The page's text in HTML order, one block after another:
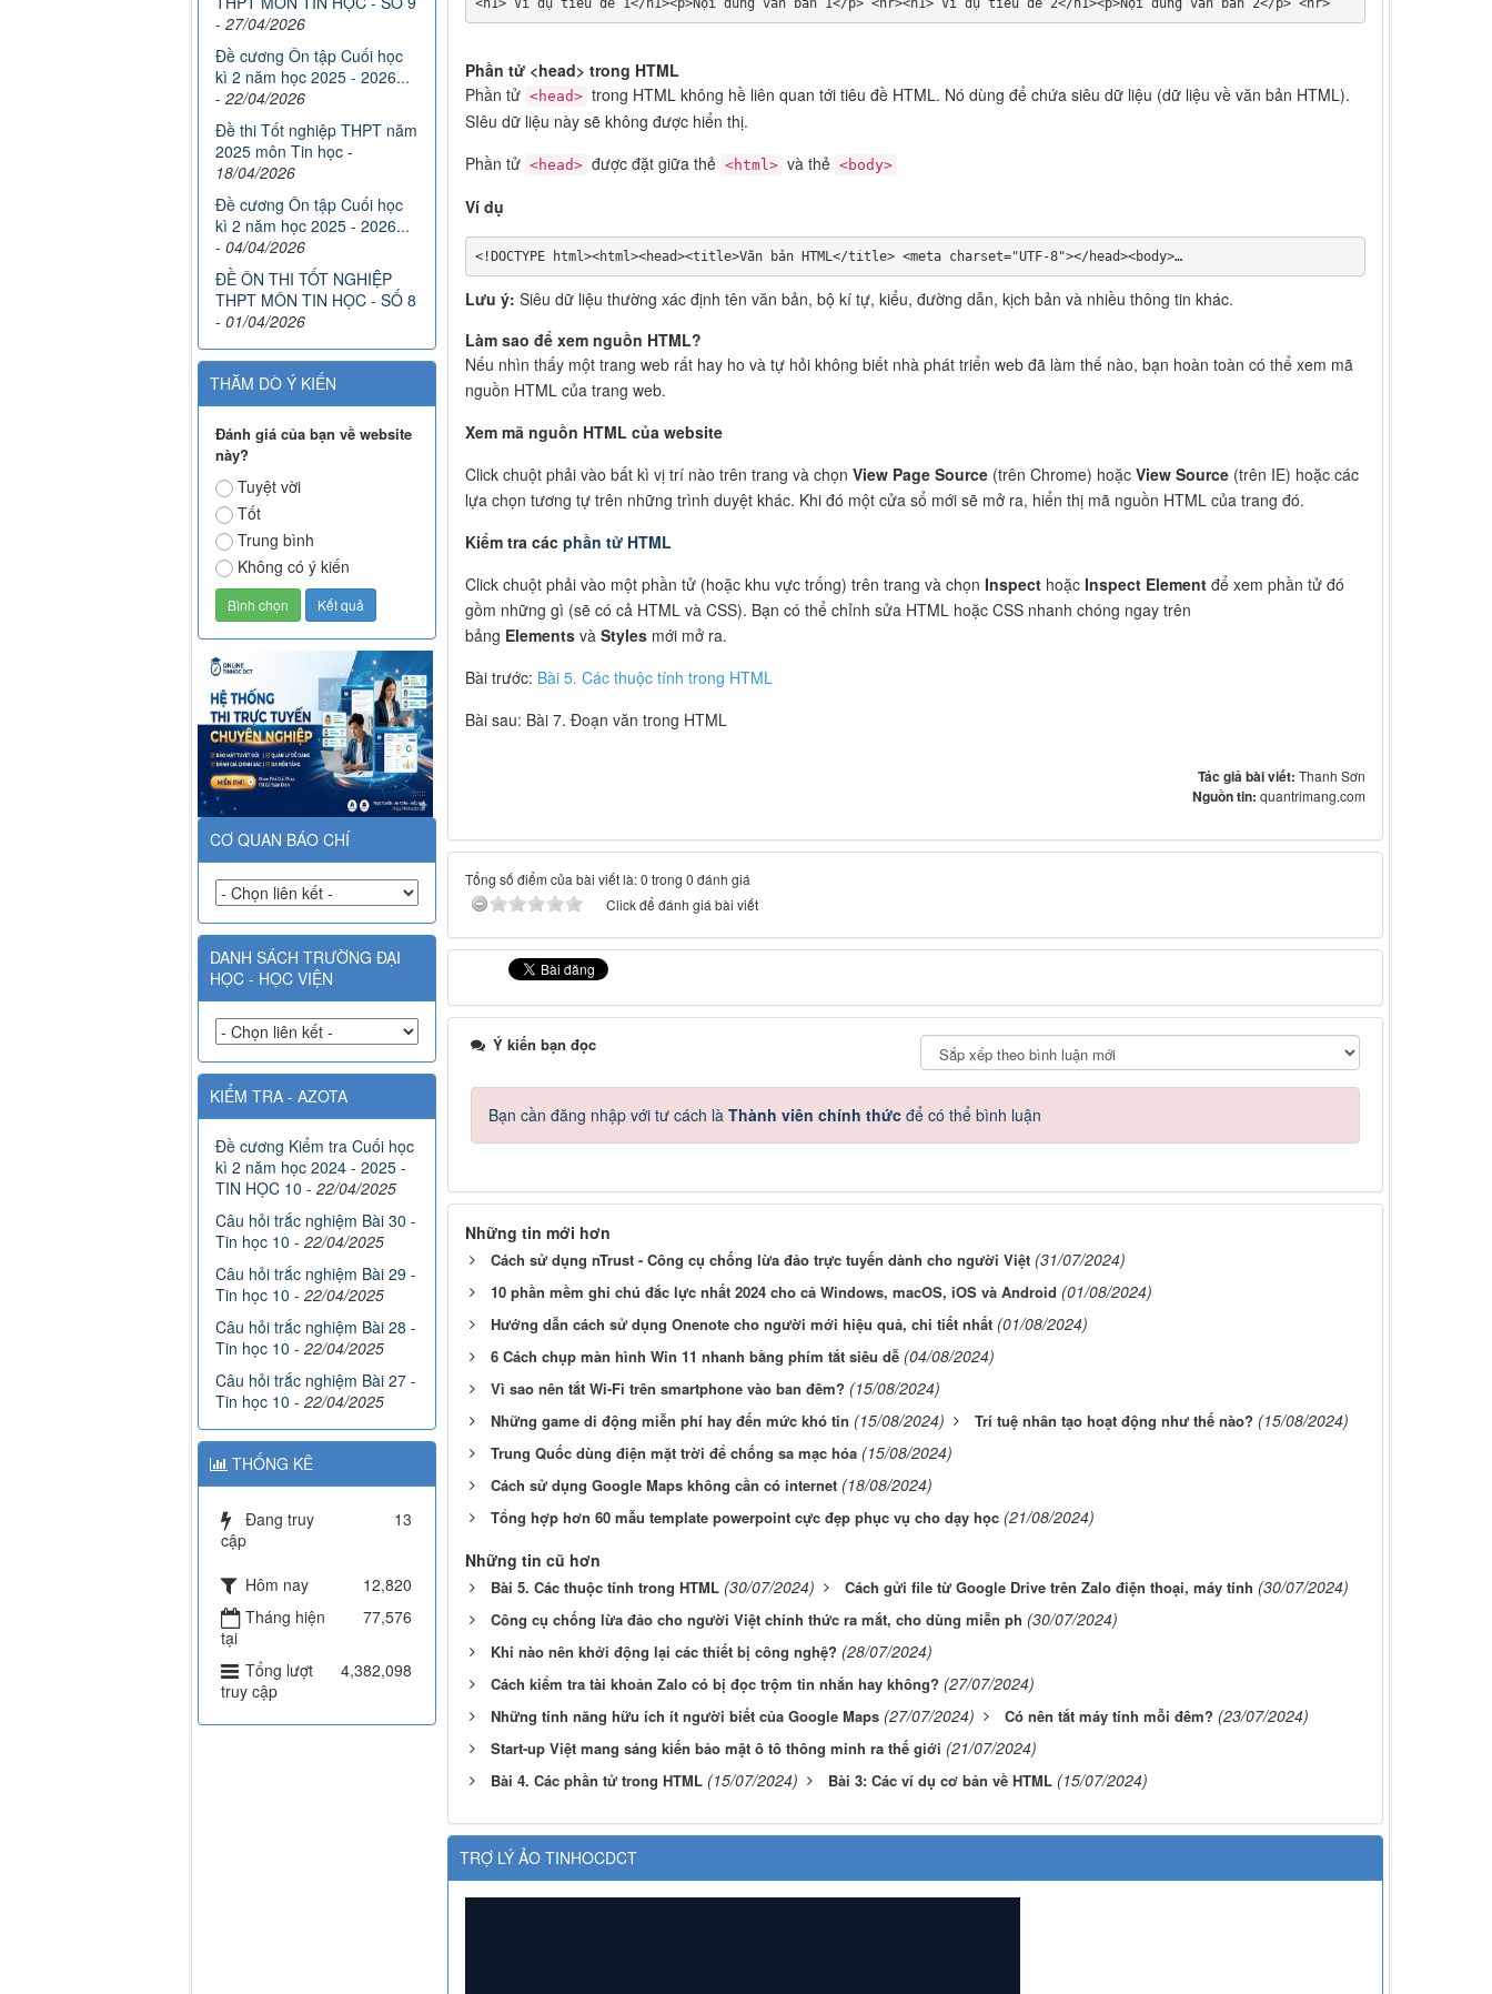
<h1> Ví dụ tiêu đề 1</h1><p>Nội dung văn bản 1</p> <hr><h1> Ví dụ tiêu đề 2</h1><p>Nội dung văn bản 2</p> <hr>
Phần tử <head> trong HTML
Phần tử <head> trong HTML không hề liên quan tới tiêu đề HTML. Nó dùng để chứa siêu dữ liệu (dữ liệu về văn bản HTML).
SIêu dữ liệu này sẽ không được hiển thị.
Phần tử <head> được đặt giữa thẻ <html> và thẻ <body>
Ví dụ
<!DOCTYPE html><html><head><title>Văn bản HTML</title> <meta charset="UTF-8"></head><body>…
Lưu ý: Siêu dữ liệu thường xác định tên văn bản, bộ kí tự, kiểu, đường dẫn, kịch bản và nhiều thông tin khác.
Làm sao để xem nguồn HTML?
Nếu nhìn thấy một trang web rất hay ho và tự hỏi không biết nhà phát triển web đã làm thế nào, bạn hoàn toàn có thể xem mã
nguồn HTML của trang web.
Xem mã nguồn HTML của website
Click chuột phải vào bất kì vị trí nào trên trang và chọn View Page Source(trên Chrome) hoặc View Source(trên IE) hoặc các
lựa chọn tương tự trên những trình duyệt khác. Khi đó một cửa sổ mới sẽ mở ra, hiển thị mã nguồn HTML của trang đó.
Kiểm tra các phần tử HTML
Click chuột phải vào một phần tử (hoặc khu vực trống) trên trang và chọn Inspecthoặc Inspect Elementđể xem phần tử đó
gồm những gì (sẽ có cả HTML và CSS). Bạn có thể chỉnh sửa HTML hoặc CSS nhanh chóng ngay trên
bảng Elementsvà Stylesmới mở ra.
Bài trước: Bài 5. Các thuộc tính trong HTML
Bài sau: Bài 7. Đoạn văn trong HTML
Tác giả bài viết: Thanh Sơn
Nguồn tin: quantrimang.com
Tổng số điểm của bài viết là: 0 trong 0 đánh giá
Click để đánh giá bài viết
Ý kiến bạn đọc
Bạn cần đăng nhập với tư cách là Thành viên chính thứcđể có thể bình luận
Những tin mới hơn
Cách sử dụng nTrust - Công cụ chống lừa đảo trực tuyến dành cho người Việt (31/07/2024)
10 phần mềm ghi chú đắc lực nhất 2024 cho cả Windows, macOS, iOS và Android (01/08/2024)
Hướng dẫn cách sử dụng Onenote cho người mới hiệu quả, chi tiết nhất (01/08/2024)
6 Cách chụp màn hình Win 11 nhanh bằng phím tắt siêu dễ (04/08/2024)
Vì sao nên tắt Wi-Fi trên smartphone vào ban đêm? (15/08/2024)
Những game di động miễn phí hay đến mức khó tin (15/08/2024) Trí tuệ nhân tạo hoạt động như thế nào? (15/08/2024)
Trung Quốc dùng điện mặt trời để chống sa mạc hóa (15/08/2024)
Cách sử dụng Google Maps không cần có internet (18/08/2024)
Tổng hợp hơn 60 mẫu template powerpoint cực đẹp phục vụ cho dạy học (21/08/2024)
Những tin cũ hơn
Bài 5. Các thuộc tính trong HTML (30/07/2024) Cách gửi file từ Google Drive trên Zalo điện thoại, máy tính (30/07/2024)
Công cụ chống lừa đảo cho người Việt chính thức ra mắt, cho dùng miễn ph (30/07/2024)
Khi nào nên khởi động lại các thiết bị công nghệ? (28/07/2024)
Cách kiểm tra tài khoản Zalo có bị đọc trộm tin nhắn hay không? (27/07/2024)
Những tính năng hữu ích ít người biết của Google Maps (27/07/2024) Có nên tắt máy tính mỗi đêm? (23/07/2024)
Start-up Việt mang sáng kiến bảo mật ô tô thông minh ra thế giới (21/07/2024)
Bài 4. Các phần tử trong HTML (15/07/2024) Bài 3: Các ví dụ cơ bản về HTML (15/07/2024)
TRỢ LÝ ẢO TINHOCDCT
- 27/04/2026
Đề cương Ôn tập Cuối học
kì 2 năm học 2025 - 2026...
- 22/04/2026
Đề thi Tốt nghiệp THPT năm
2025 môn Tin học -
18/04/2026
Đề cương Ôn tập Cuối học
kì 2 năm học 2025 - 2026...
- 04/04/2026
ĐỀ ÔN THI TỐT NGHIỆP
THPT MÔN TIN HỌC - SỐ 8
- 01/04/2026
THĂM DÒ Ý KIẾN
Đánh giá của bạn về website
này?
Tuyệt vời
Tốt
Trung bình
Không có ý kiến
CƠ QUAN BÁO CHÍ
DANH SÁCH TRƯỜNG ĐẠI
HỌC - HỌC VIỆN
KIỂM TRA - AZOTA
Đề cương Kiểm tra Cuối học
kì 2 năm học 2024 - 2025 -
TIN HỌC 10 - 22/04/2025
Câu hỏi trắc nghiệm Bài 30 -
Tin học 10 - 22/04/2025
Câu hỏi trắc nghiệm Bài 29 -
Tin học 10 - 22/04/2025
Câu hỏi trắc nghiệm Bài 28 -
Tin học 10 - 22/04/2025
Câu hỏi trắc nghiệm Bài 27 -
Tin học 10 - 22/04/2025
THỐNG KÊ
Đang truy
cập
13
Hôm nay
12,820
Tháng hiện
tại
77,576
Tổng lượt
truy cập
4,382,098